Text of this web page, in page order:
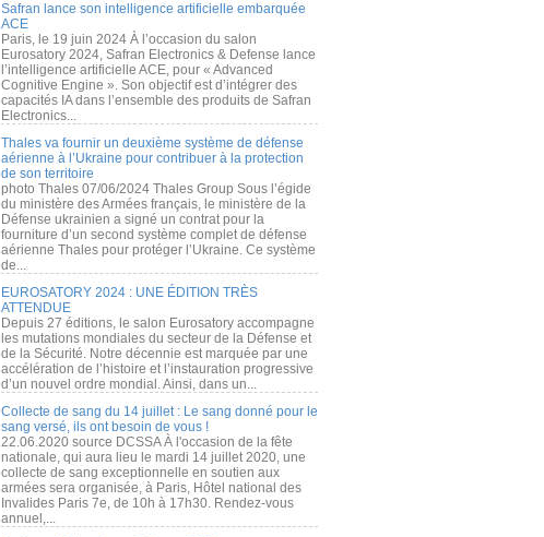
Safran lance son intelligence artificielle embarquée
ACE
Paris, le 19 juin 2024 À l’occasion du salon
Eurosatory 2024, Safran Electronics & Defense lance
l’intelligence artificielle ACE, pour « Advanced
Cognitive Engine ». Son objectif est d’intégrer des
capacités IA dans l’ensemble des produits de Safran
Electronics...
Thales va fournir un deuxième système de défense
aérienne à l’Ukraine pour contribuer à la protection
de son territoire
photo Thales 07/06/2024 Thales Group Sous l’égide
du ministère des Armées français, le ministère de la
Défense ukrainien a signé un contrat pour la
fourniture d’un second système complet de défense
aérienne Thales pour protéger l’Ukraine. Ce système
de...
EUROSATORY 2024 : UNE ÉDITION TRÈS
ATTENDUE
Depuis 27 éditions, le salon Eurosatory accompagne
les mutations mondiales du secteur de la Défense et
de la Sécurité. Notre décennie est marquée par une
accélération de l’histoire et l’instauration progressive
d’un nouvel ordre mondial. Ainsi, dans un...
Collecte de sang du 14 juillet : Le sang donné pour le
sang versé, ils ont besoin de vous !
22.06.2020 source DCSSA À l'occasion de la fête
nationale, qui aura lieu le mardi 14 juillet 2020, une
collecte de sang exceptionnelle en soutien aux
armées sera organisée, à Paris, Hôtel national des
Invalides Paris 7e, de 10h à 17h30. Rendez-vous
annuel,...